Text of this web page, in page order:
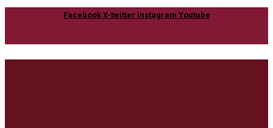
Facebook X-twitter Instagram Youtube